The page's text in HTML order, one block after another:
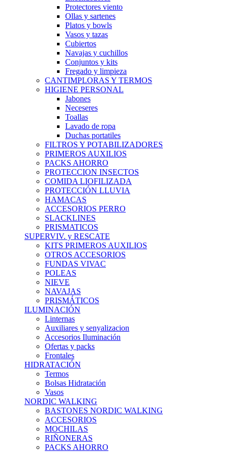
Protectores viento
Ollas y sartenes
Platos y bowls
Vasos y tazas
Cubiertos
Navajas y cuchillos
Conjuntos y kits
Fregado y limpieza
CANTIMPLORAS Y TERMOS
HIGIENE PERSONAL
Jabones
Neceseres
Toallas
Lavado de ropa
Duchas portatiles
FILTROS Y POTABILIZADORES
PRIMEROS AUXILIOS
PACKS AHORRO
PROTECCION INSECTOS
COMIDA LIOFILIZADA
PROTECCIÓN LLUVIA
HAMACAS
ACCESORIOS PERRO
SLACKLINES
PRISMATICOS
SUPERVIV. y RESCATE
KITS PRIMEROS AUXILIOS
OTROS ACCESORIOS
FUNDAS VIVAC
POLEAS
NIEVE
NAVAJAS
PRISMÁTICOS
ILUMINACIÓN
Linternas
Auxiliares y senyalizacion
Accesorios Iluminación
Ofertas y packs
Frontales
HIDRATACIÓN
Termos
Bolsas Hidratación
Vasos
NORDIC WALKING
BASTONES NORDIC WALKING
ACCESORIOS
MOCHILAS
RIÑONERAS
PACKS AHORRO